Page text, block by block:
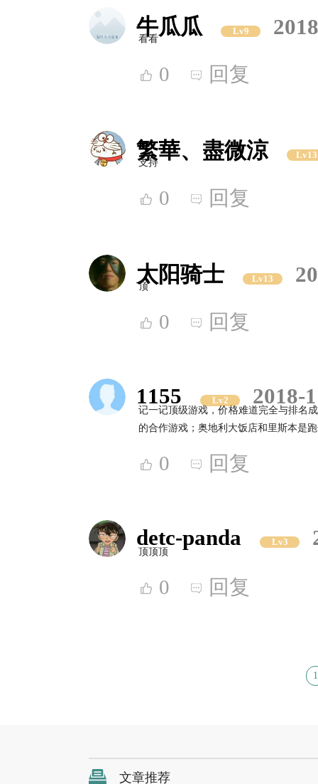
牛瓜瓜 Lv9
看看
0 回复
繁華、盡微涼 Lv13
支持
0 回复
太阳骑士 Lv13
顶
0 回复
1155 Lv2 2018-
记一记顶级游戏，价格难道完全与排名
的合作游戏；奥地利大饭店和里斯本是
0 回复
detc-panda Lv3
顶顶顶
0 回复
1
文章推荐